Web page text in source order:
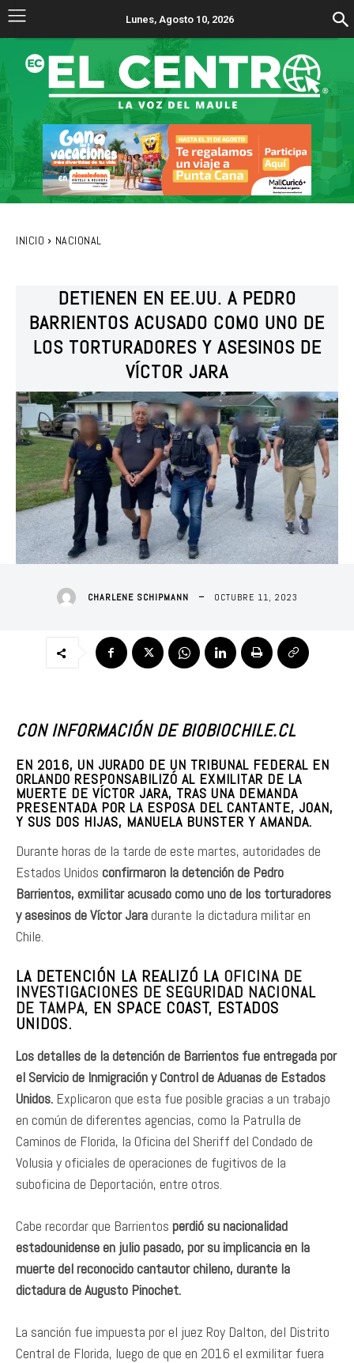
Lunes, Agosto 10, 2026
INICIO NACIONAL
DETIENEN EN EE.UU. A PEDRO
BARRIENTOS ACUSADO COMO UNO DE
LOS TORTURADORES Y ASESINOS DE
VÍCTOR JARA
CHARLENE SCHIPMANN OCTUBRE 11, 2023
CON INFORMACIÓN DE BIOBIOCHILE.CL
EN 2016, UN JURADO DE UN TRIBUNAL FEDERAL EN
ORLANDO RESPONSABILIZÓ AL EXMILITAR DE LA
MUERTE DE VÍCTOR JARA, TRAS UNA DEMANDA
PRESENTADA POR LA ESPOSA DEL CANTANTE, JOAN,
Y SUS DOS HIJAS, MANUELA BUNSTER Y AMANDA.
Durante horas de la tarde de este martes, autoridades de
Estados Unidos confirmaron la detención de Pedro
Barrientos, exmilitar acusado como uno de los torturadores
y asesinos de Víctor Jaradurante la dictadura militar en
Chile.
LA DETENCIÓN LA REALIZÓ LA OFICINA DE
INVESTIGACIONES DE SEGURIDAD NACIONAL
DE TAMPA, EN SPACE COAST, ESTADOS
UNIDOS.
Los detalles de la detención de Barrientos fue entregada por
el Servicio de Inmigración y Control de Aduanas de Estados
Unidos. Explicaron que esta fue posible gracias a un trabajo
en común de diferentes agencias, como la Patrulla de
Caminos de Florida, la Oficina del Sheriff del Condado de
Volusia y oficiales de operaciones de fugitivos de la
suboficina de Deportación, entre otros.
Cabe recordar que Barrientos perdió su nacionalidad
estadounidense en julio pasado, por su implicancia en la
muerte del reconocido cantautor chileno, durante la
dictadura de Augusto Pinochet.
La sanción fue impuesta por el juez Roy Dalton, del Distrito
Central de Florida, luego de que en 2016 el exmilitar fuera